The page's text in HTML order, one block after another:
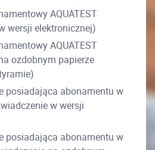
AQUATEST
wersji elektronicznej)
AQUATEST
ozdobnym papierze
posiadająca abonamentu w
w wersji
posiadająca abonamentu w